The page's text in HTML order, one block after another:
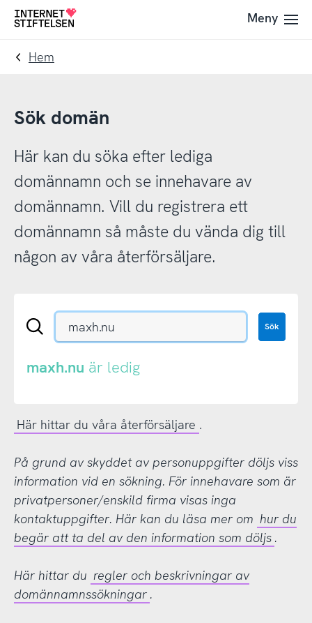
Till
navigering
Till
innehåll
Till
Meny
Hem
Sök domän
Här kan du söka efter lediga
domännamn och se innehavare av
domännamn. Vill du registrera ett
domännamn så måste du vända dig till
någon av våra återförsäljare.
Sök
eller
Sök
maxh.nu är ledig
Här hittar du våra återförsäljare .
På grund av skyddet av personuppgifter döljs viss
information vid en sökning. För innehavare som är
privatpersoner/enskild firma visas inga
kontaktuppgifter. Här kan du läsa mer om hur du
begär att ta del av den information som döljs .
Här hittar du regler och beskrivningar av
domännamnssökningar .